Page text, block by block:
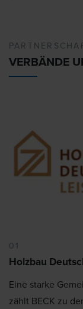
VERBÄNDE
01
Holzbau
Eine starke
zählt BECK zu